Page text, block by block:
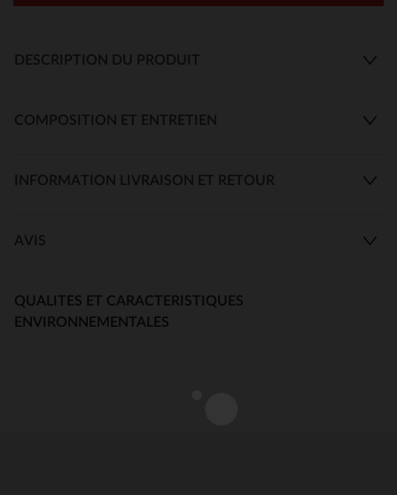
DESCRIPTION DU PRODUIT
COMPOSITION ET ENTRETIEN
INFORMATION LIVRAISON ET RETOUR
AVIS
QUALITES ET CARACTERISTIQUES
ENVIRONNEMENTALES